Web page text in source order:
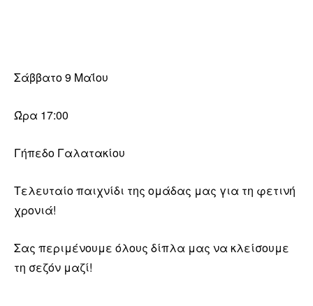
Σάββατο 9 Μαΐου
Ώρα 17:00
Γήπεδο Γαλατακίου
Τελευταίο παιχνίδι της ομάδας μας για τη φετινή
χρονιά!
Σας περιμένουμε όλους δίπλα μας να κλείσουμε
τη σεζόν μαζί!